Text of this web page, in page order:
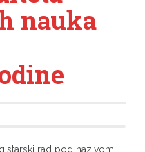
nauka
rad pod nazivom